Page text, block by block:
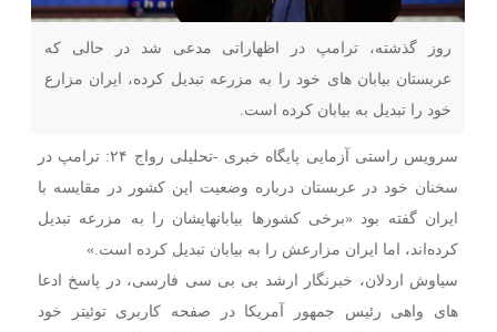
روز گذشته، ترامپ در اظهاراتی مدعی شد در حالی که
عربستان بیابان های خود را به مزرعه تبدیل کرده، ایران مزارع
خود را تبدیل به بیابان کرده است.
سرویس راستی آزمایی پایگاه خبری -تحلیلی رواج ۲۴: ترامپ در
سخنان خود در عربستان درباره وضعیت این کشور در مقایسه با
ایران گفته بود «برخی کشورها بیابانهایشان را به مزرعه تبدیل
کرده‌اند، اما ایران مزارعش را به بیابان تبدیل کرده است.»
سیاوش اردلان، خبرنگار ارشد بی بی سی فارسی، در پاسخ ادعا
های واهی رئیس جمهور آمریکا در صفحه کاربری توئیتر خود